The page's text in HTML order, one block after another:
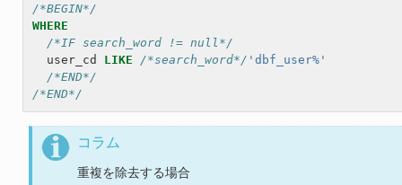
/*BEGIN*/
WHERE
/*IF search_word != null*/
user_cd
LIKE /*search_word*/ 'dbf_user%'
/*END*/
/*END*/
コラム
重複を除去する場合